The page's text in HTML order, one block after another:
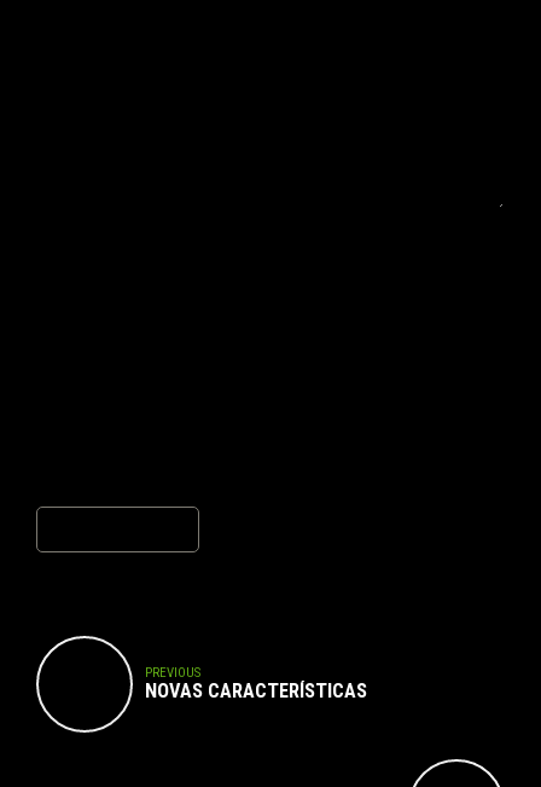
PREVIOUS
NOVAS CARACTERÍSTICAS